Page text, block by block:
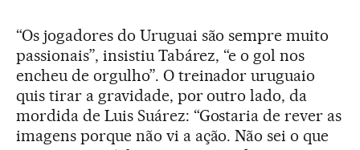
“Os jogadores do Uruguai são sempre muito
passionais”, insistiu Tabárez, “e o gol nos
encheu de orgulho”. O treinador uruguaio
quis tirar a gravidade, por outro lado, da
mordida de Luis Suárez: “Gostaria de rever as
imagens porque não vi a ação. Não sei o que